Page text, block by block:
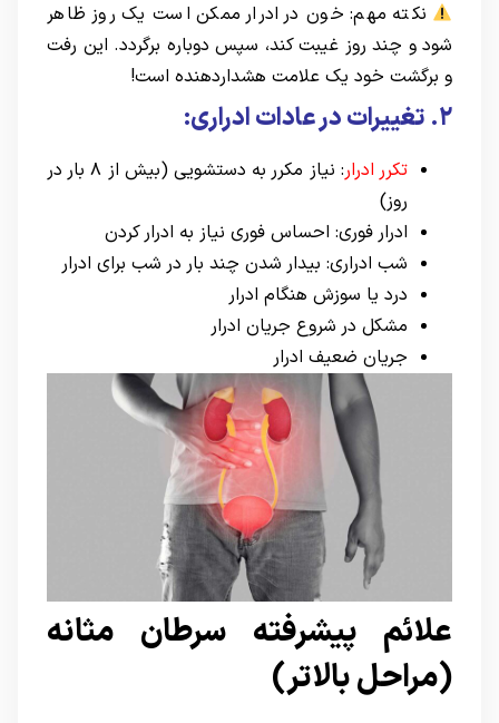
نکته مهم: خون در ادرار ممکن است یک روز ظاهر
شود و چند روز غیبت کند، سپس دوباره برگردد. این رفت
و برگشت خود یک علامت هشداردهنده است!
۲. تغییرات در عادات ادراری:
تکرر ادرار
: نیاز مکرر به دستشویی (بیش از ۸ بار در
روز)
ادرار فوری: احساس فوری نیاز به ادرار کردن
شب ادراری: بیدار شدن چند بار در شب برای ادرار
درد یا سوزش هنگام ادرار
مشکل در شروع جریان ادرار
جریان ضعیف ادرار
علائم پیشرفته سرطان مثانه
(مراحل بالاتر)